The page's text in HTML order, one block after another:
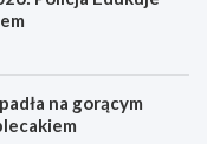
na gorącym